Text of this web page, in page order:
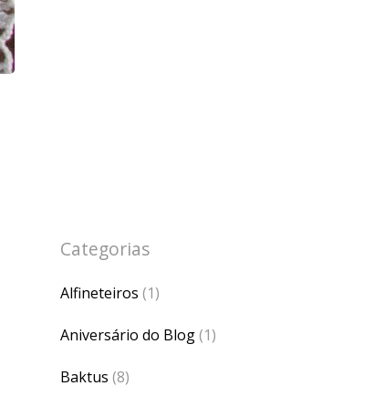
Categorias
Alfineteiros (1)
Aniversário do Blog(1)
Baktus (8)